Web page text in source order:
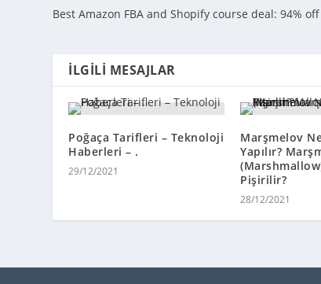
Best Amazon FBA and Shopify course deal: 94% off
İLGILI MESAJLAR
Poğaça Tarifleri – Teknoloji
Haberleri – .
29/12/2021
Marşmelov
Yapılır?
Pişirilir?
28/12/2021